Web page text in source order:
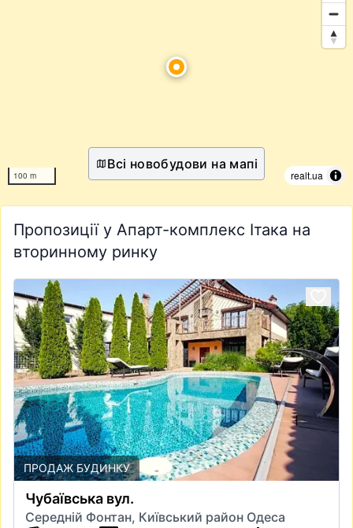
100 m realt.ua
Всі новобудови на мапі
Пропозиції у Апарт-комплекс Ітака на
вторинному ринку
ПРОДАЖ БУДИНКУ
Чубаївська вул.
Середній Фонтан, Київський район Одеса